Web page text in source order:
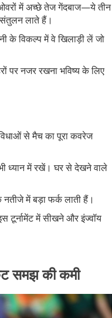
में अच्छे तेज गेंदबाज—ये तीन
लाते हैं।
के विकल्प में वे खिलाड़ी लें जो
पर नजर रखना भविष्य के लिए
से मैच का पूरा कवरेज
ध्यान में रखें। घर से देखने वाले
में बड़ा फर्क लाती हैं।
टूर्नामेंट में सीखने और इंज्वॉय
समझ की कमी